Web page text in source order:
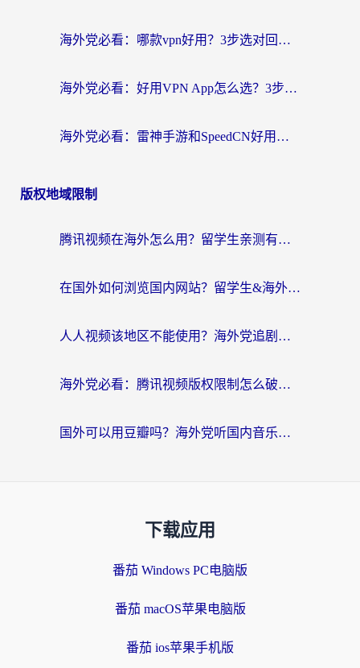
海外党必看：哪款vpn好用？3步选对回国加速器，无缝刷剧玩游戏
海外党必看：好用VPN App怎么选？3步教你无缝访问国内资源
海外党必看：雷神手游和SpeedCN好用吗？3招选对回国加速器无缝刷国内资源
版权地域限制
腾讯视频在海外怎么用？留学生亲测有效的回国加速器攻略
在国外如何浏览国内网站？留学生&海外华人的无缝访问指南
人人视频该地区不能使用？海外党追剧看片的终极解决方案来了
海外党必看：腾讯视频版权限制怎么破？3步让你轻松追剧
国外可以用豆瓣吗？海外党听国内音乐听书的实用指南
下载应用
番茄 Windows PC电脑版
番茄 macOS苹果电脑版
番茄 ios苹果手机版